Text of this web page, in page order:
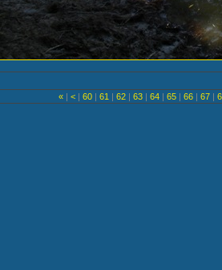
« | < | 60 | 61 | 62 | 63 | 64 | 65 | 66 | 67 |